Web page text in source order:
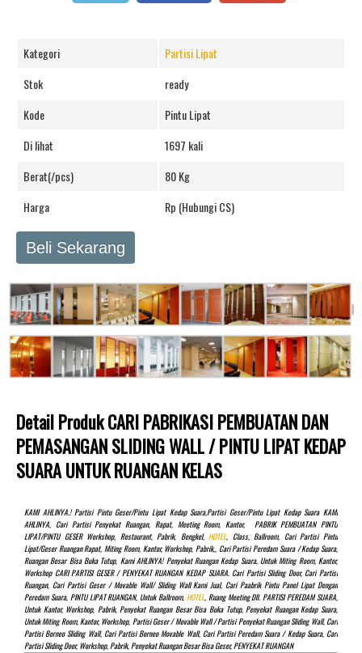
Kategori
Partisi Lipat
Stok
ready
Kode
Pintu Lipat
Di lihat
1697 kali
Berat(/pcs)
80 Kg
Harga
Rp (Hubungi CS)
Beli Sekarang
Detail Produk CARI PABRIKASI PEMBUATAN DAN
PEMASANGAN SLIDING WALL / PINTU LIPAT KEDAP
SUARA UNTUK RUANGAN KELAS
KAMI AHLINYA.! Partisi Pintu Geser/pintu Lipat Kedap Suara,partisi Geser/pintu Lipat Kedap Suara KAMI
AHLINYA, Cari Partisi Penyekat Ruangan, Rapat, Meeting Room, Kantor, PABRIK PEMBUATAN PINTU
LIPAT/PINTU GESER Workshop, Restaurant, Pabrik, Bengkel,HOTEL, Class, Ballroom, Cari Partisi Pintu
Lipat/Geser Ruangan Rapat, Miting Room, Kantor, Workshop, Pabrik,, Cari Partisi Peredam Suara / Kedap Suara,
Ruangan Besar Bisa Buka Tutup, Kami AHLINYA! Penyekat Ruangan Kedap Suara, Untuk Miting Room, Kantor,
Workshop CARI PARTISI GESER / PENYEKAT RUANGAN KEDAP SUARA. Cari Partisi Sliding Door, Cari Partisi
Ruangan, Cari Partisi Geser / Movable Wall/ Sliding Wall Kami Jual, Cari Paabrik Pintu Panel Lipat Dengan
Peredam Suara, PINTU LIPAT RUANGAN, Untuk Ballroom, HOTEL, Ruang Meeting Dll. PARTISI PEREDAM SUARA,
Untuk Kantor, Workshop, Pabrik, Penyekat Ruangan Besar Bisa Buka Tutup, Penyekat Ruangan Kedap Suara,
Untuk Miting Room, Kantor, Workshop, Partisi Geser / Movable Wall / Partisi Penyekat Ruangan Sliding Wall, Cari
Partisi Borneo Sliding Wall, Cari Partisi Borneo Movable Wall, Cari Partisi Peredam Suara / Kedap Suara, Cari
Partisi Sliding Door, Workshop, Pabrik, Penyekat Ruangan Besar Bisa Geser, PENYEKAT RUANGAN